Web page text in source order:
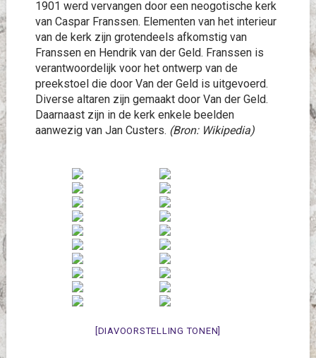
1901 werd vervangen door een neogotische kerk
van Caspar Franssen. Elementen van het interieur
van de kerk zijn grotendeels afkomstig van
Franssen en Hendrik van der Geld. Franssen is
verantwoordelijk voor het ontwerp van de
preekstoel die door Van der Geld is uitgevoerd.
Diverse altaren zijn gemaakt door Van der Geld.
Daarnaast zijn in de kerk enkele beelden
aanwezig van Jan Custers. (Bron: Wikipedia)
[DIAVOORSTELLING TONEN]